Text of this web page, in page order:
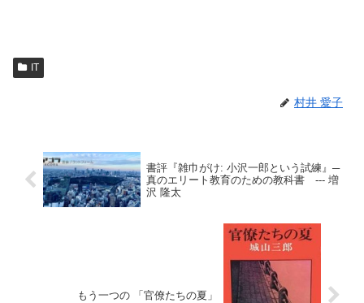
IT
村井 愛子
書評『雑巾がけ: 小沢一郎という試練』─
真のエリート教育のための教科書 --- 増
沢 隆太
もう一つの 「官僚たちの夏」